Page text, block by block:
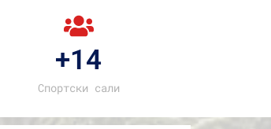
Спортски сали
+14